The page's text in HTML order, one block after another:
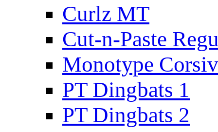
Curlz MT
Cut-n-Paste
Monotype
PT Dingbats 1
PT Dingbats 2